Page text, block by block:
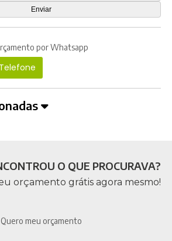
por Whatsapp
O QUE PROCURAVA?
orçamento grátis agora mesmo!
Quero meu orçamento